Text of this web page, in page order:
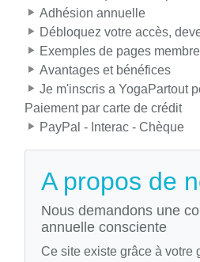
Adhésion annuelle
Débloquez votre accès,
Exemples de pages
Avantages et bénéfices
Je m'inscris a YogaPartout
Paiement par carte de crédit
PayPal - Interac - Chèque
A propos de
Nous demandons une
annuelle consciente
Ce site existe grâce à votre